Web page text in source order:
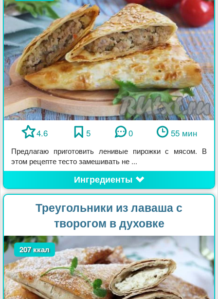
4.6 5 0 55 мин
Предлагаю приготовить ленивые пирожки с мясом. В
этом рецепте тесто замешивать не ...
Ингредиенты
Треугольники из лаваша с
творогом в духовке
207 ккал